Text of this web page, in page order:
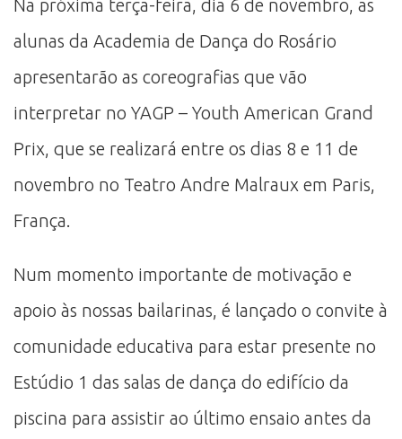
Na próxima terça-feira, dia 6 de novembro, as
alunas da Academia de Dança do Rosário
apresentarão as coreografias que vão
interpretar no YAGP – Youth American Grand
Prix, que se realizará entre os dias 8 e 11 de
novembro no Teatro Andre Malraux em Paris,
França.
Num momento importante de motivação e
apoio às nossas bailarinas, é lançado o convite à
comunidade educativa para estar presente no
Estúdio 1 das salas de dança do edifício da
piscina para assistir ao último ensaio antes da